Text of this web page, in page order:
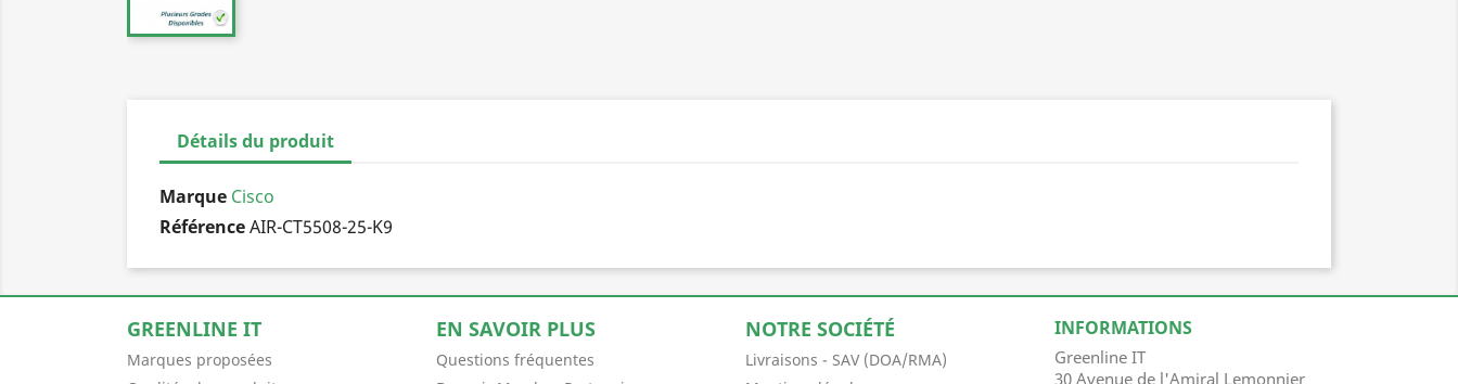
Détails du produit
Marque Cisco
RéférenceAIR-CT5508-25-K9
GREENLINE IT
Marques proposées
EN SAVOIR PLUS
Questions fréquentes
NOTRE SOCIÉTÉ
Livraisons - SAV (DOA/RMA)
INFORMATIONS
Greenline IT
30 Avenue de l'Amiral Lemonnier